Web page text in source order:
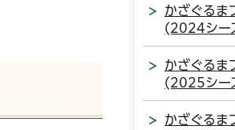
かざぐるま
(2024シー
かざぐるま
(2025シー
かざぐるま